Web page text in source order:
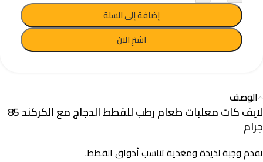
إضافة إلى السلة
اشترِ الآن
الوصف
لايف كات معلبات طعام رطب للقطط الدجاج مع الكركند 85
جرام
تقدم وجبة لذيذة ومغذية تناسب أذواق القطط.